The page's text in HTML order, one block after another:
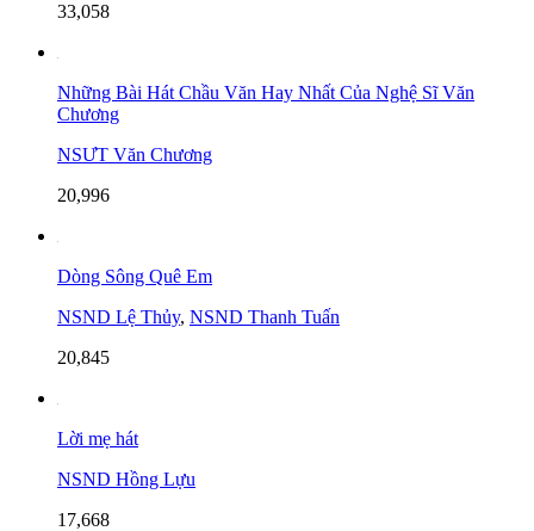
33,058
Những Bài Hát Chầu Văn Hay Nhất Của Nghệ Sĩ Văn
Chương
NSƯT Văn Chương
20,996
Dòng Sông Quê Em
NSND Lệ Thủy, NSND Thanh Tuấn
20,845
Lời mẹ hát
NSND Hồng Lựu
17,668